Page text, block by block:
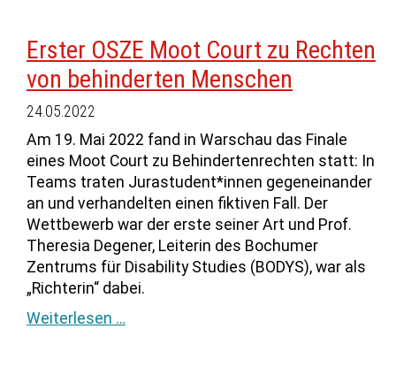
Erster OSZE Moot Court zu Rechten
von behinderten Menschen
24.05.2022
Am 19. Mai 2022 fand in Warschau das Finale
eines Moot Court zu Behindertenrechten statt: In
Teams traten Jurastudent*innen gegeneinander
an und verhandelten einen fiktiven Fall. Der
Wettbewerb war der erste seiner Art und Prof.
Theresia Degener, Leiterin des Bochumer
Zentrums für Disability Studies (BODYS), war als
„Richterin“ dabei.
Weiterlesen …